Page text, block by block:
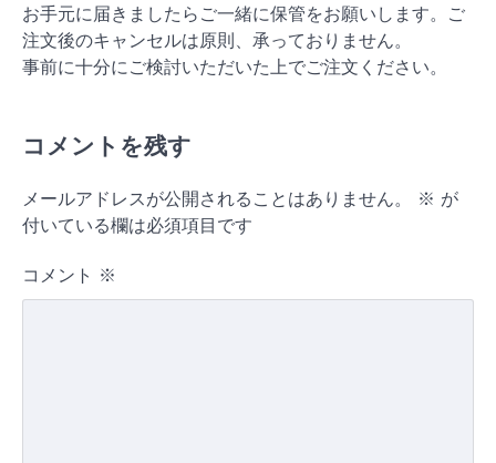
お手元に届きましたらご一緒に保管をお願いします。ご
注文後のキャンセルは原則、承っておりません。
事前に十分にご検討いただいた上でご注文ください。
コメントを残す
メールアドレスが公開されることはありません。 ※ が
付いている欄は必須項目です
コメント ※